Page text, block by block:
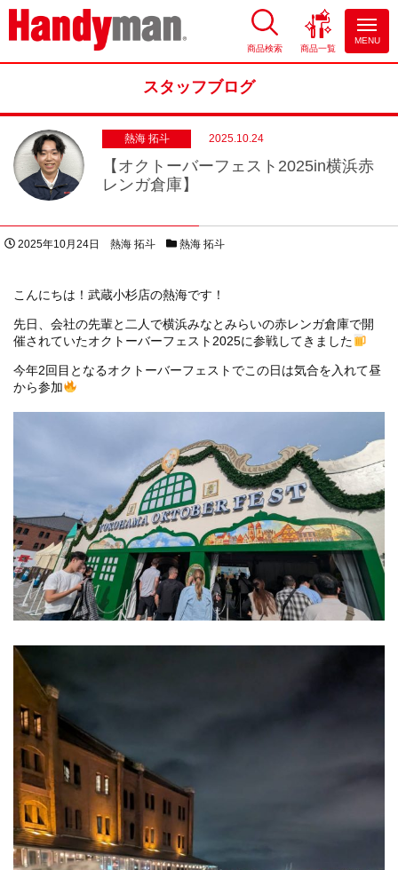
お風呂やキッチンのリフォーム
商品検索 商品一覧
MENU
スタッフブログ
熱海 拓斗 2025.10.24
【オクトーバーフェスト2025in横浜赤
レンガ倉庫】
投稿日
2025年10月24日 著者
熱海 拓斗 スタッフブログカテゴリー
熱海 拓斗
こんにちは！武蔵小杉店の熱海です！
先日、会社の先輩と二人で横浜みなとみらいの赤レンガ倉庫で開
催されていたオクトーバーフェスト2025に参戦してきました
今年2回目となるオクトーバーフェストでこの日は気合を入れて昼
から参加